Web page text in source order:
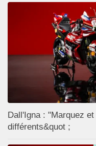
Dall'Igna : "Marquez
différents&quot ;